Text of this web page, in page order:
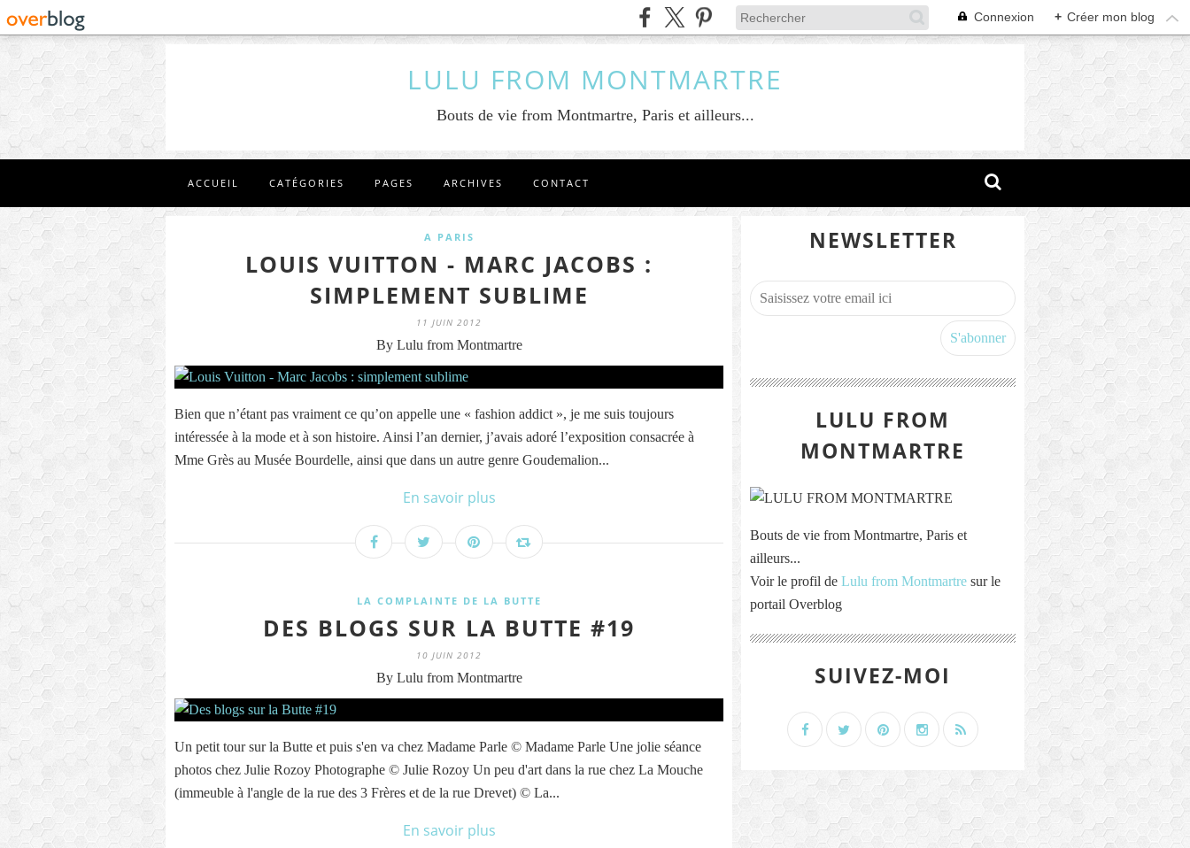
Connexion + Créer mon blog
LULU FROM MONTMARTRE
Bouts de vie from Montmartre, Paris et ailleurs...
ACCUEIL CATÉGORIES PAGES ARCHIVES CONTACT
A PARIS
LOUIS VUITTON - MARC JACOBS :
SIMPLEMENT SUBLIME
11 JUIN 2012
By Lulu from Montmartre
Bien que n’étant pas vraiment ce qu’on appelle une « fashion addict », je me suis toujours
intéressée à la mode et à son histoire. Ainsi l’an dernier, j’avais adoré l’exposition consacrée à
Mme Grès au Musée Bourdelle, ainsi que dans un autre genre Goudemalion...
En savoir plus
LA COMPLAINTE DE LA BUTTE
DES BLOGS SUR LA BUTTE #19
10 JUIN 2012
By Lulu from Montmartre
Un petit tour sur la Butte et puis s'en va chez Madame Parle © Madame Parle Une jolie séance
photos chez Julie Rozoy Photographe © Julie Rozoy Un peu d'art dans la rue chez La Mouche
(immeuble à l'angle de la rue des 3 Frères et de la rue Drevet) © La...
En savoir plus
NEWSLETTER
LULU FROM
MONTMARTRE
Bouts de vie from Montmartre, Paris et
ailleurs...
Voir le profil de Lulu from Montmartre sur le
portail Overblog
SUIVEZ-MOI